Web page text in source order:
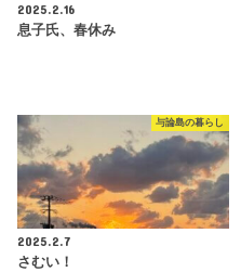
2025.2.16
息子氏、春休み
与論島の暮らし
2025.2.7
さむい！